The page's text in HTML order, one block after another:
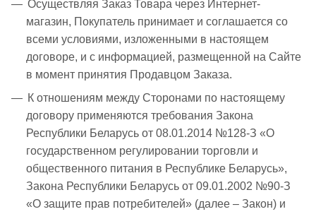
Осуществляя Заказ Товара через Интернет-
магазин, Покупатель принимает и соглашается со
всеми условиями, изложенными в настоящем
договоре, и с информацией, размещенной на Сайте
в момент принятия Продавцом Заказа.
К отношениям между Сторонами по настоящему
договору применяются требования Закона
Республики Беларусь от 08.01.2014 №128-З «О
государственном регулировании торговли и
общественного питания в Республике Беларусь»,
Закона Республики Беларусь от 09.01.2002 №90-З
«О защите прав потребителей» (далее – Закон) и